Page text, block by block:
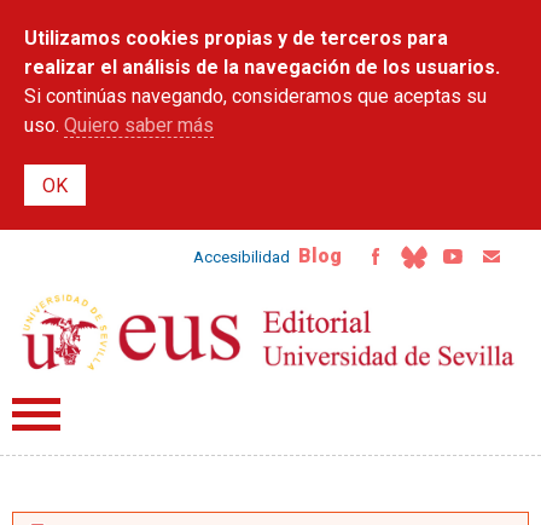
contenido
principal
Utilizamos cookies propias y de terceros para
realizar el análisis de la navegación de los usuarios.
Si continúas navegando, consideramos que aceptas su
uso. Quiero saber más
Accesibilidad Blog